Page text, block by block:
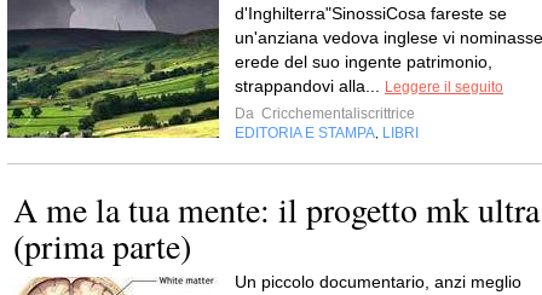
d'Inghilterra"SinossiCosa fareste se
un'anziana vedova inglese vi nominasse
erede del suo ingente patrimonio,
strappandovi alla...
Leggere il seguito
Da Cricchementaliscrittrice
EDITORIA E STAMPA LIBRI
A me la tua mente: il progetto mk ultra
(prima parte)
Un piccolo documentario, anzi meglio